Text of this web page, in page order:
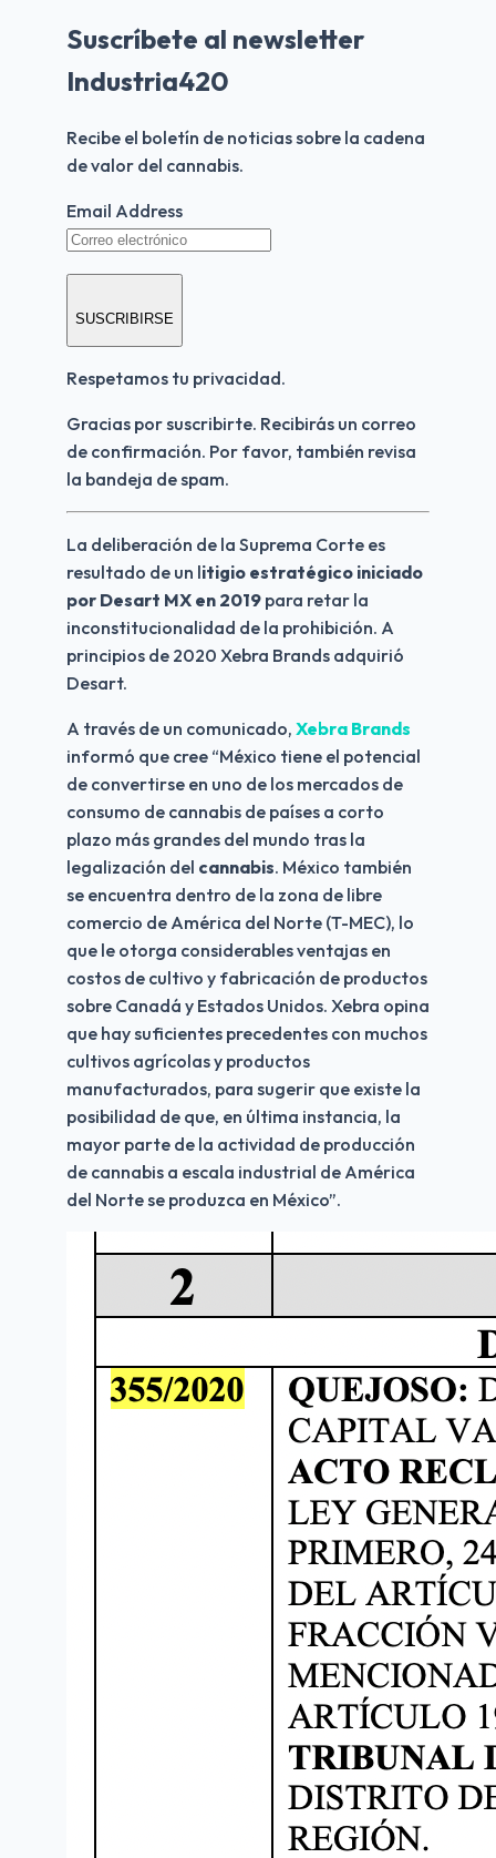
Suscríbete al newsletter
Industria420
Recibe el boletín de noticias sobre la cadena
de valor del cannabis.
Email Address
SUSCRIBIRSE
Respetamos tu privacidad.
Gracias por suscribirte. Recibirás un correo
de confirmación. Por favor, también revisa
la bandeja de spam.
La deliberación de la Suprema Corte es
resultado de un litigio estratégico iniciado
por Desart MX en 2019 para retar la
inconstitucionalidad de la prohibición. A
principios de 2020 Xebra Brands adquirió
Desart.
A través de un comunicado, Xebra Brands
informó que cree “México tiene el potencial
de convertirse en uno de los mercados de
consumo de cannabis de países a corto
plazo más grandes del mundo tras la
legalización del cannabis. México también
se encuentra dentro de la zona de libre
comercio de América del Norte (T-MEC), lo
que le otorga considerables ventajas en
costos de cultivo y fabricación de productos
sobre Canadá y Estados Unidos. Xebra opina
que hay suficientes precedentes con muchos
cultivos agrícolas y productos
manufacturados, para sugerir que existe la
posibilidad de que, en última instancia, la
mayor parte de la actividad de producción
de cannabis a escala industrial de América
del Norte se produzca en México”.